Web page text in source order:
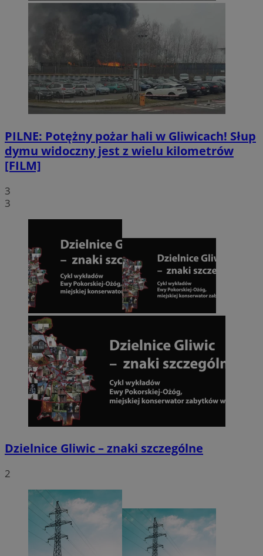
PILNE: Potężny pożar hali w Gliwicach! Słup
dymu widoczny jest z wielu kilometrów
[FILM]
3
3
Dzielnice Gliwic – znaki szczególne
2